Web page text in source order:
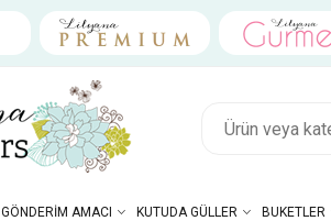
GÖNDERIM AMACI KUTUDA GÜLLER BUKETLER